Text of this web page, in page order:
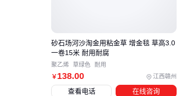
￥ 138.00 江西赣州
砂石场河沙淘金用粘金草 增金毯 草高3.0
一卷15米 耐用耐腐
聚乙烯 草绿色 耐用
查看电话 在线咨询